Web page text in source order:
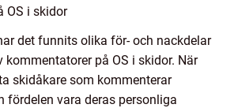
OS i skidor
det funnits olika för- och nackdelar
kommentatorer på OS i skidor. När
skidåkare som kommenterar
fördelen vara deras personliga